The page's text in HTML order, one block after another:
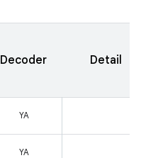
Decoder Detail
YA
YA